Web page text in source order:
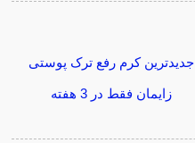
جدیدترین کرم رفع ترک پوستی
زایمان فقط در 3 هفته